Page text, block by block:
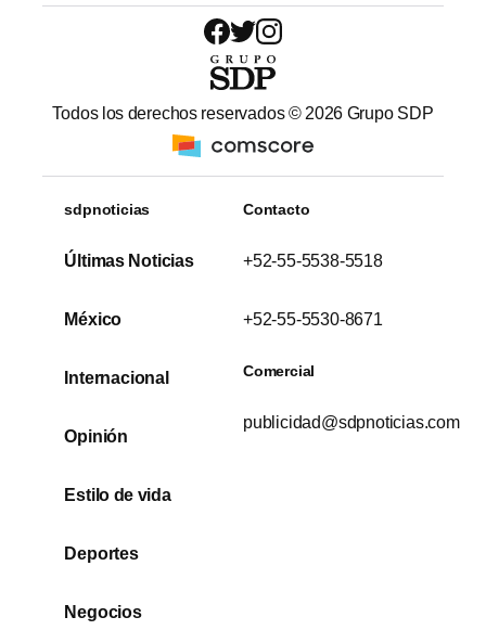
Todos los derechos reservados © 2026 Grupo SDP
sdpnoticias
Últimas Noticias
México
Internacional
Opinión
Estilo de vida
Deportes
Negocios
Contacto
+52-55-5538-5518
+52-55-5530-8671
Comercial
publicidad@sdpnoticias.com